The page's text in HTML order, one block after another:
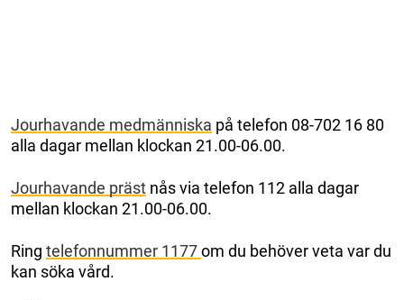
Jourhavande medmänniska på telefon 08-702 16 80
alla dagar mellan klockan 21.00-06.00.
Jourhavande präst nås via telefon 112 alla dagar
mellan klockan 21.00-06.00.
Ring telefonnummer 1177om du behöver veta var du
kan söka vård.